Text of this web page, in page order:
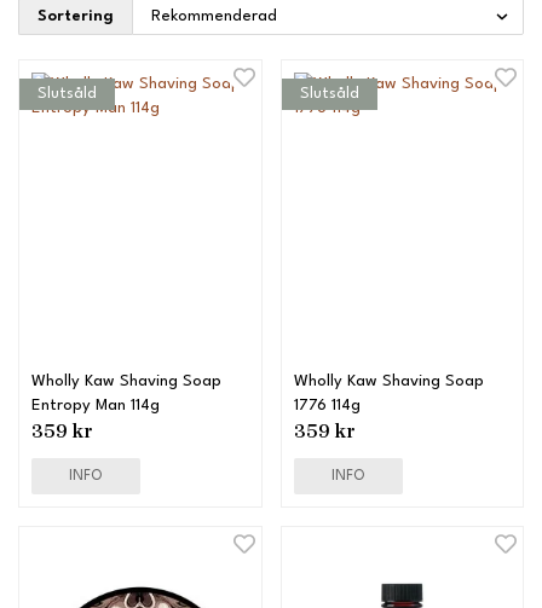
Sortering
Slutsåld
Wholly Kaw Shaving Soap
Entropy Man 114g
359 kr
INFO
Slutsåld
Wholly Kaw Shaving Soap
1776 114g
359 kr
INFO